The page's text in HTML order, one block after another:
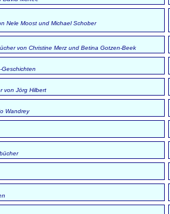
Nele Moost und Michael Schober
von Christine Merz und Betina Gotzen-Beek
Geschichten
von Jörg Hilbert
Wandrey